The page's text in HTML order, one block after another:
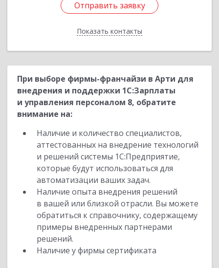
Отправить заявку
Показать контакты
Отправить заявку
Назад
При выборе фирмы-франчайзи в Арти для
внедрения и поддержки 1С:Зарплаты
и управления персоналом 8, обратите
внимание на:
Наличие и количество специалистов,
аттестованных на внедрение технологий
и решений системы 1С:Предприятие,
которые будут использоваться для
автоматизации ваших задач.
Наличие опыта внедрения решений
в вашей или близкой отрасли. Вы можете
обратиться к справочнику, содержащему
примеры внедренных партнерами
решений.
Наличие у фирмы сертификата